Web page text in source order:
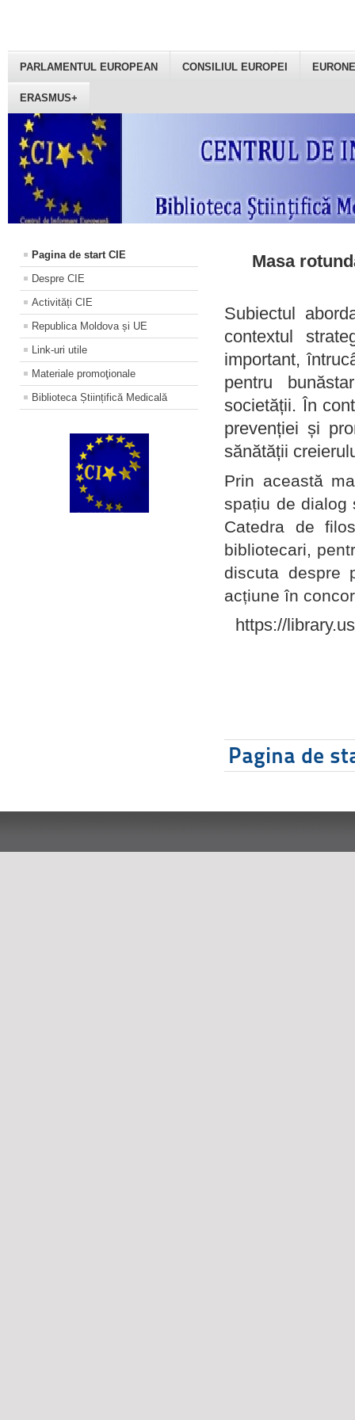
PARLAMENTUL EUROPEAN CONSILIUL EUROPEI
ERASMUS+
Pagina de start CIE
Despre CIE
Activități CIE
Republica Moldova și UE
Link-uri utile
Materiale promoţionale
Biblioteca Științifică Medicală
Masa
Subiectul
contextul
important,
pentru
societății. În
prevenției și
sănătății
Prin această
spațiu de dialog
Catedra de
bibliotecari,
discuta despre
acțiune în
https://
Pagina de